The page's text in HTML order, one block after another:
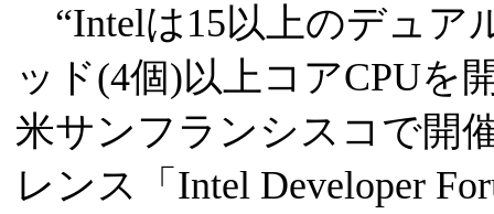
“Intelは15以上のデュア
ッド(4個)以上コアCPUを
米サンフランシスコで開
レンス「Intel Developer